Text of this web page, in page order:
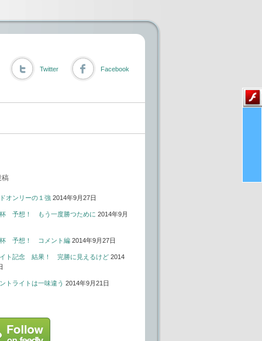
Twitter Facebook
稿
オンリーの１強 2014年9月27日
予想！ もう一度勝つために 2014年9月
杯 予想！ コメント編 2014年9月27日
ト記念 結果！ 完勝に見えるけど 2014
トライトは一味違う 2014年9月21日